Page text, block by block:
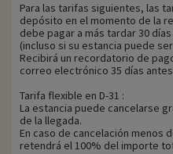
Para las tarifas siguientes, las
depósito en el momento de la
debe pagar a más tardar 30
(incluso si su estancia puede
Recibirá un recordatorio de
correo electrónico 35 días
Tarifa flexible en D-31 :
La estancia puede cancelarse
de la llegada.
En caso de cancelación menos
retendrá el 100% del importe